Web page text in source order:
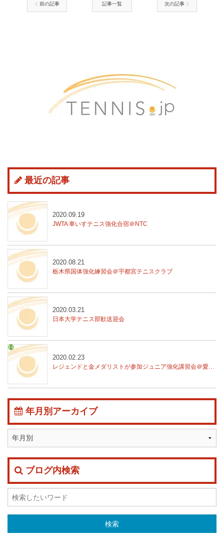
前の記事 記事一覧 次の記事
最近の記事
JWTA 車いすテニス強化合宿＠NTC
2020.09.19
栃木県国体強化練習会＠宇都宮テニスクラブ
2020.08.21
日本大学テニス部歓送迎会
2020.03.21
レジェンドと金メダリストが参加ジュニア強化講習会＠愛知県安城市
2020.02.23
年月別アーカイブ
ブログ内検索